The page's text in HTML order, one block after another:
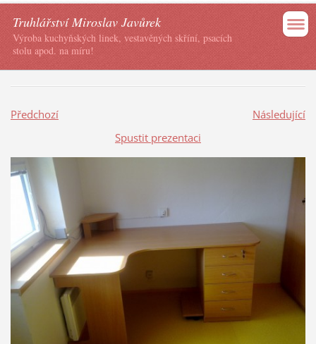
Truhlářství Miroslav Javůrek
Výroba kuchyňských linek, vestavěných skříní, psacích
stolu apod. na míru!
Předchozí
Následující
Spustit prezentaci